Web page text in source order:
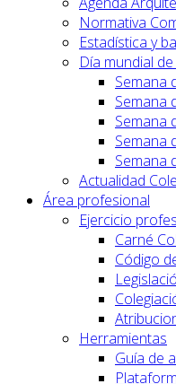
Normativa
Estadística y
Día mundial
Semana
Semana
Semana
Semana
Semana
Actualidad
Área profesional
Ejercicio
Carné
Código
Herramientas
Guía de